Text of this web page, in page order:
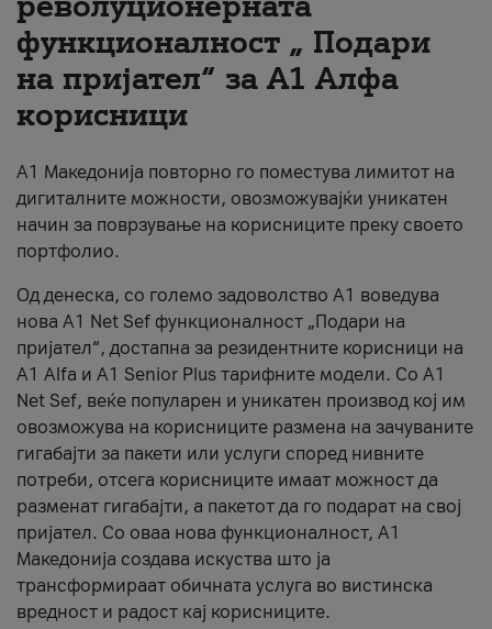
За нас
#ПодобарОнлајн
функционалност „ Подари
на пријател“ за А1 Алфа
корисници
А1 Македонија повторно го поместува лимитот на
дигиталните можности, овозможувајќи уникатен
начин за поврзување на корисниците преку своето
портфолио.
Од денеска, со големо задоволство А1 воведува
нова A1 Net Sef функционалност „Подари на
пријател“, достапна за резидентните корисници на
А1 Alfa и A1 Senior Plus тарифните модели. Со A1
Net Sef, веќе популарен и уникатен производ кој им
овозможува на корисниците размена на зачуваните
гигабајти за пакети или услуги според нивните
потреби, отсега корисниците имаат можност да
разменат гигабајти, а пакетот да го подарат на свој
пријател. Со оваа нова функционалност, А1
Македонија создава искуства што ја
трансформираат обичната услуга во вистинска
вредност и радост кај корисниците.